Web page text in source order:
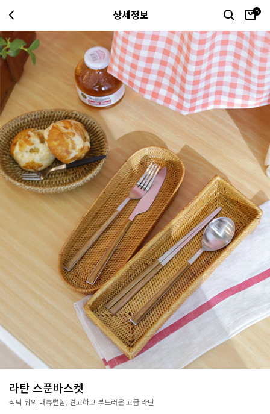
상세정보 0
라탄 스푼바스켓
식탁 위의 내츄럴함, 견고하고 부드러운 고급 라탄